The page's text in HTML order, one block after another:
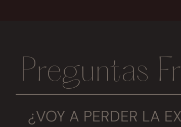
Preguntas
¿VOY A PERDER LA